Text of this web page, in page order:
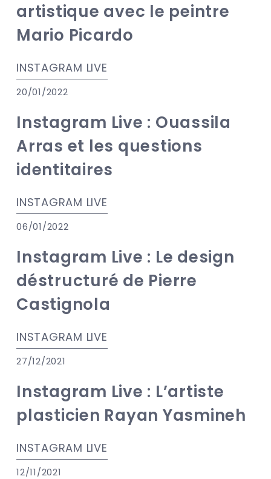
artistique avec le peintre
Mario Picardo
INSTAGRAM LIVE
20/01/2022
Instagram Live : Ouassila
Arras et les questions
identitaires
INSTAGRAM LIVE
06/01/2022
Instagram Live : Le design
déstructuré de Pierre
Castignola
INSTAGRAM LIVE
27/12/2021
Instagram Live : L’artiste
plasticien Rayan Yasmineh
INSTAGRAM LIVE
12/11/2021